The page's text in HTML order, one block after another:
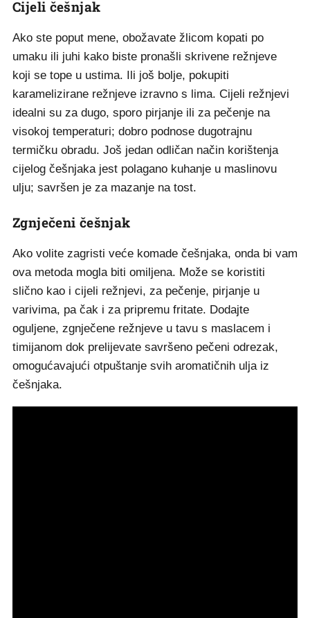
Cijeli češnjak
Ako ste poput mene, obožavate žlicom kopati po
umaku ili juhi kako biste pronašli skrivene režnjeve
koji se tope u ustima. Ili još bolje, pokupiti
karamelizirane režnjeve izravno s lima. Cijeli režnjevi
idealni su za dugo, sporo pirjanje ili za pečenje na
visokoj temperaturi; dobro podnose dugotrajnu
termičku obradu. Još jedan odličan način korištenja
cijelog češnjaka jest polagano kuhanje u maslinovu
ulju; savršen je za mazanje na tost.
Zgnječeni češnjak
Ako volite zagristi veće komade češnjaka, onda bi vam
ova metoda mogla biti omiljena. Može se koristiti
slično kao i cijeli režnjevi, za pečenje, pirjanje u
varivima, pa čak i za pripremu fritate. Dodajte
oguljene, zgnječene režnjeve u tavu s maslacem i
timijanom dok prelijevate savršeno pečeni odrezak,
omogućavajući otpuštanje svih aromatičnih ulja iz
češnjaka.